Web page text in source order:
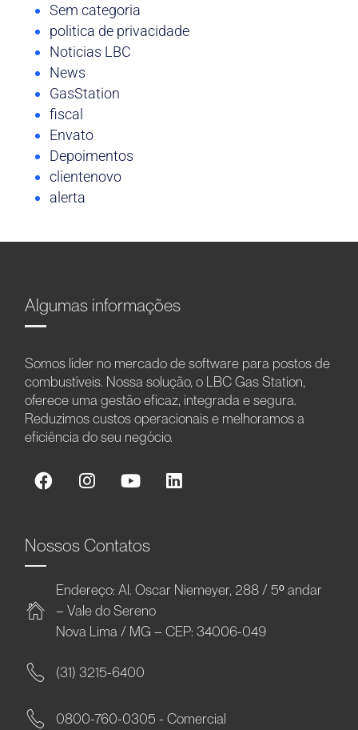
Sem categoria
politica de privacidade
Noticias LBC
News
GasStation
fiscal
Envato
Depoimentos
clientenovo
alerta
Algumas informações
Somos líder no mercado de software para postos de
combustíveis. Nossa solução, o LBC Gas Station,
oferece uma gestão eficaz, integrada e segura.
Reduzimos custos operacionais e melhoramos a
eficiência do seu negócio.
Nossos Contatos
Endereço: Al. Oscar Niemeyer, 288 / 5º andar
– Vale do Sereno
Nova Lima / MG – CEP: 34006-049
(31) 3215-6400
0800-760-0305 - Comercial